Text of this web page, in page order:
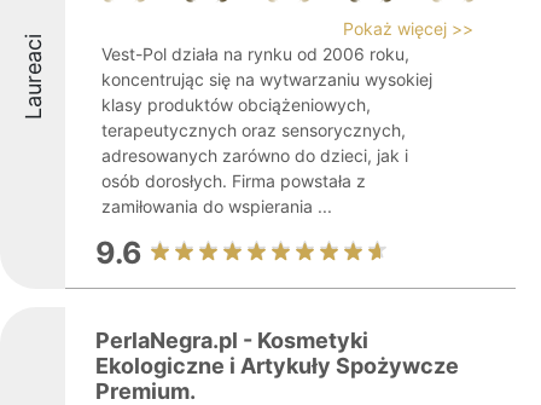
Laureaci
Pokaż więcej >>
Vest-Pol działa na rynku od 2006 roku,
koncentrując się na wytwarzaniu wysokiej
klasy produktów obciążeniowych,
terapeutycznych oraz sensorycznych,
adresowanych zarówno do dzieci, jak i
osób dorosłych. Firma powstała z
zamiłowania do wspierania ...
9.6
PerlaNegra.pl - Kosmetyki
Ekologiczne i Artykuły Spożywcze
Premium.